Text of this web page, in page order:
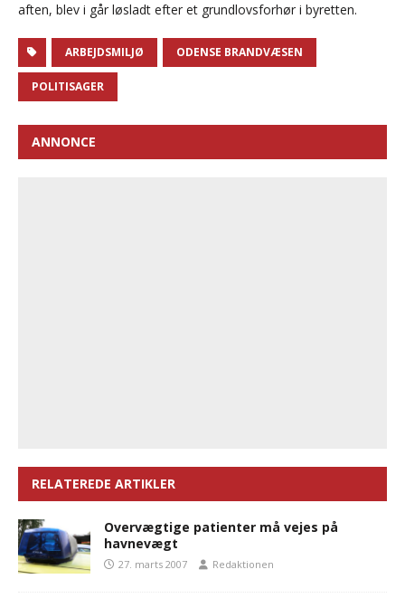
aften, blev i går løsladt efter et grundlovsforhør i byretten.
ARBEJDSMILJØ ODENSE BRANDVÆSEN
POLITISAGER
ANNONCE
RELATEREDE ARTIKLER
Overvægtige patienter må vejes på
havnevægt
27. marts 2007 Redaktionen